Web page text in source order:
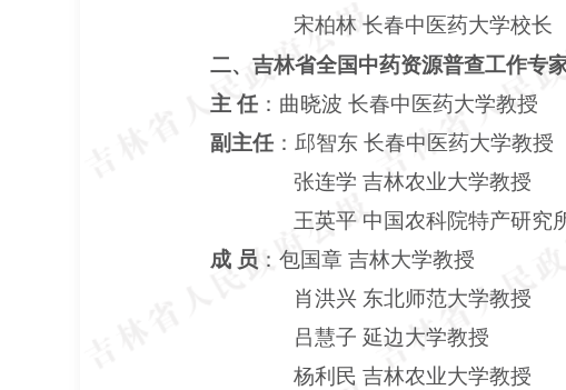
宋柏林 长春中医药大学校长
二、吉林省全国中药资源普查工作专
主 任 ：曲晓波 长春中医药大学教授
副主任 ：邱智东 长春中医药大学教授
张连学 吉林农业大学教授
王英平 中国农科院特产研究
成 员 ：包国章 吉林大学教授
肖洪兴 东北师范大学教授
吕慧子 延边大学教授
杨利民 吉林农业大学教授